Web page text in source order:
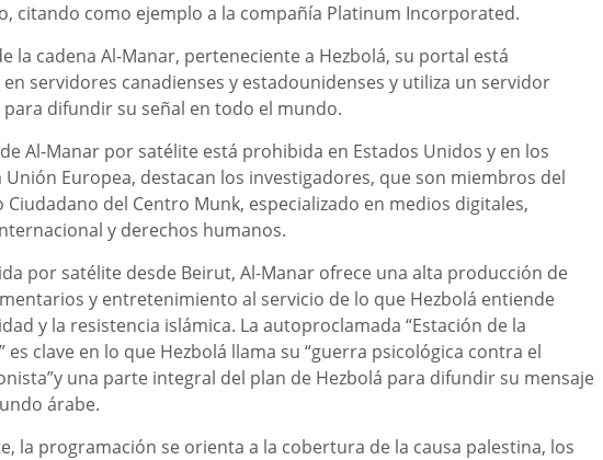
citando como ejemplo a la compañía Platinum Incorporated.
la cadena Al-Manar, perteneciente a Hezbolá, su portal está
servidores canadienses y estadounidenses y utiliza un servidor
para difundir su señal en todo el mundo.
Al-Manar por satélite está prohibida en Estados Unidos y en los
Unión Europea, destacan los investigadores, que son miembros del
del Centro Munk, especializado en medios digitales,
y derechos humanos.
por satélite desde Beirut, Al-Manar ofrece una alta producción de
y entretenimiento al servicio de lo que Hezbolá entiende
y la resistencia islámica. La autoproclamada “Estación de la
es clave en lo que Hezbolá llama su “guerra psicológica contra el
una parte integral del plan de Hezbolá para difundir su mensaje
árabe.
la programación se orienta a la cobertura de la causa palestina, los